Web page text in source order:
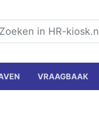
VRAAGBAAK